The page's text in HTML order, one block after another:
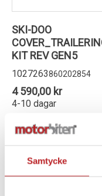
Samtycke
SKI-DOO
KIT REV GEN5
1027263860202854
4 590,00 kr
4-10 dagar
Lägg i varukorg